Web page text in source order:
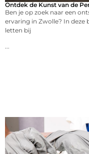
Ontdek de Kunst van de
Ben je op zoek naar een
ervaring in Zwolle? In
letten bij